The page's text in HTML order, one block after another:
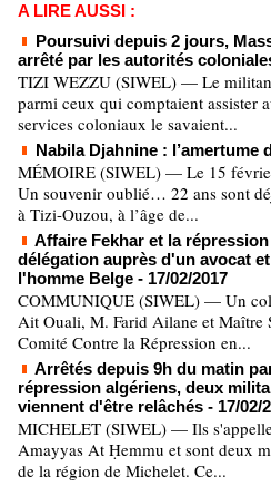
A LIRE AUSSI :
Poursuivi depuis 2 jours,
arrêté par les autorités
TIZI WEZZU (SIWEL) — Le
parmi ceux qui comptaient assister
services coloniaux le savaient...
Nabila Djahnine : l’amertume
MÉMOIRE (SIWEL) — Le 15
Un souvenir oublié… 22 ans sont
à Tizi-Ouzou, à l’âge de...
Affaire Fekhar et la
délégation auprès d'un avocat
l'homme Belge - 17/02/2017
COMMUNIQUE (SIWEL) — Un
Ait Ouali, M. Farid Ailane et Maître
Comité Contre la Répression en...
Arrêtés depuis 9h du matin
répression algériens, deux
viennent d'être relâchés - 17/02/
MICHELET (SIWEL) — Ils
Amayyas At Ḥemmu et sont deux
de la région de Michelet. Ce...